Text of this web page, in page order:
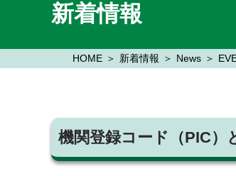
新着情報
HOME 新着情報 News
機関登録コード（PIC）